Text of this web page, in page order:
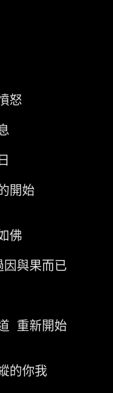
怒
開始
佛
與果而已
重新開始
的你我